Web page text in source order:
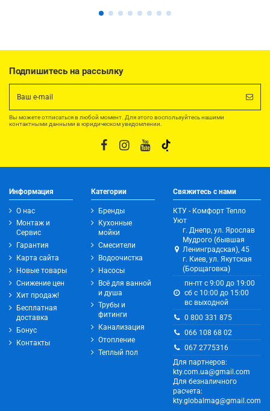
Подпишитесь на рассылку
Вы можете отписаться в любой момент. Для этого воспользуйтесь нашими
контактными данными в юридическом уведомлении.
Информация
О нас
Монтаж и
Сервис
Гарантия
Карта сайта
Новые товары
Снижение цен
Хит продаж!
Бесплатная
доставка
Бонус
Контакты
Категории
Бренды
Кухонные
мойки
Смесители
Водоочистка
Насосы
Всё для ванной
и душа
Трубы и
фитинги
Канализация
Отопление
Теплый пол
Свяжитесь с нами
КТУ - Комфорт Тепло
Уют
г. Днепр, ул. Ярослав
Мудрого (бывшая
Ленинградская), 45
г. Киев, ул. Якутская
(Борщаговка)
пн-пт с 9:00 до 19:00
сб с 10:00 до 15:00
вс выходной
0 800 331 875
066 108 68 02
067 2775316
Для партнеров:
kty.com.ua@gmail.com
Для безналичного
расчета:
kty.globalmag@gmail.com